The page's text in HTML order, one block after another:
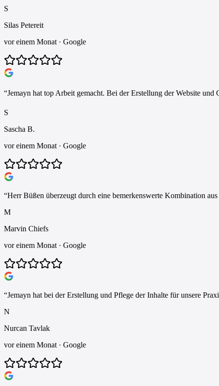
S
Silas Petereit
vor einem Monat · Google
“Jemayn hat top Arbeit gemacht. Bei der Erstellung der Website
S
Sascha B.
vor einem Monat · Google
“Herr Büßen überzeugt durch eine bemerkenswerte Kombination
M
Marvin Chiefs
vor einem Monat · Google
“Jemayn hat bei der Erstellung und Pflege der Inhalte für unsere
N
Nurcan Tavlak
vor einem Monat · Google